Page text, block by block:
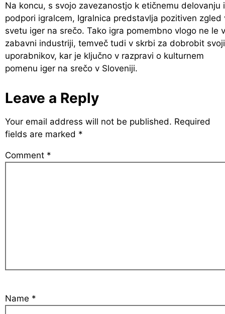
Na koncu, s svojo zavezanostjo k etičnemu delovanju
podpori igralcem, Igralnica predstavlja pozitiven zgled
svetu iger na srečo. Tako igra pomembno vlogo ne le v
zabavni industriji, temveč tudi v skrbi za dobrobit
uporabnikov, kar je ključno v razpravi o kulturnem
pomenu iger na srečo v Sloveniji.
Leave a Reply
Your email address will not be published. Required
fields are marked *
Comment *
Name *